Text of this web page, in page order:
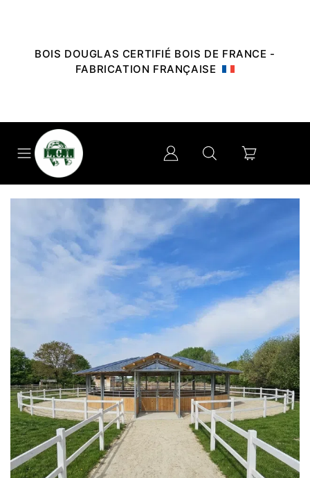
BOIS DOUGLAS CERTIFIÉ BOIS DE FRANCE -
FABRICATION FRANÇAISE